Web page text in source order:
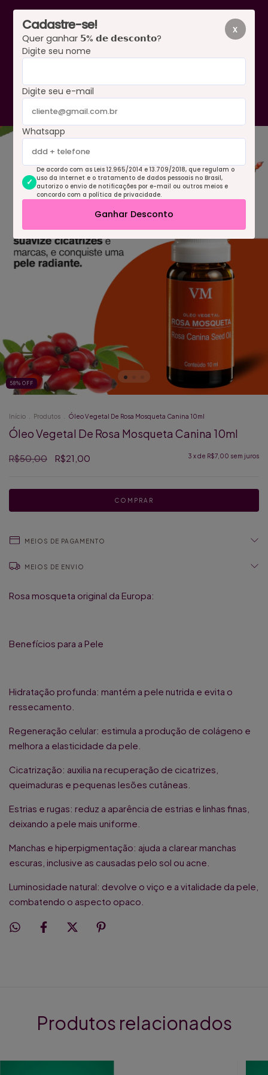
58% OFF
Início Produtos Óleo Vegetal De Rosa Mosqueta Canina 10ml
Óleo Vegetal De Rosa Mosqueta Canina 10ml
R$50,00 R$21,00 3 x de R$7,00 sem juros
MEIOS DE PAGAMENTO
MEIOS DE ENVIO
Rosa mosqueta original da Europa:
Benefícios para a Pele
Hidratação profunda: mantém a pele nutrida e evita o
ressecamento.
Regeneração celular: estimula a produção de colágeno e
melhora a elasticidade da pele.
Cicatrização: auxilia na recuperação de cicatrizes,
queimaduras e pequenas lesões cutâneas.
Estrias e rugas: reduz a aparência de estrias e linhas finas,
deixando a pele mais uniforme.
Manchas e hiperpigmentação: ajuda a clarear manchas
escuras, inclusive as causadas pelo sol ou acne.
Luminosidade natural: devolve o viço e a vitalidade da pele,
combatendo o aspecto opaco.
Produtos relacionados
x
Cadastre-se!
Quer ganhar 𝟱% 𝗱𝗲 𝗱𝗲𝘀𝗰𝗼𝗻𝘁𝗼?
Digite seu nome
Digite seu e-mail
Whatsapp
De acordo com as Leis 12.965/2014 e 13.709/2018, que regulam o
uso da Internet e o tratamento de dados pessoais no Brasil,
autorizo o envio de notificações por e-mail ou outros meios e
concordo com a política de privacidade.
Ganhar Desconto